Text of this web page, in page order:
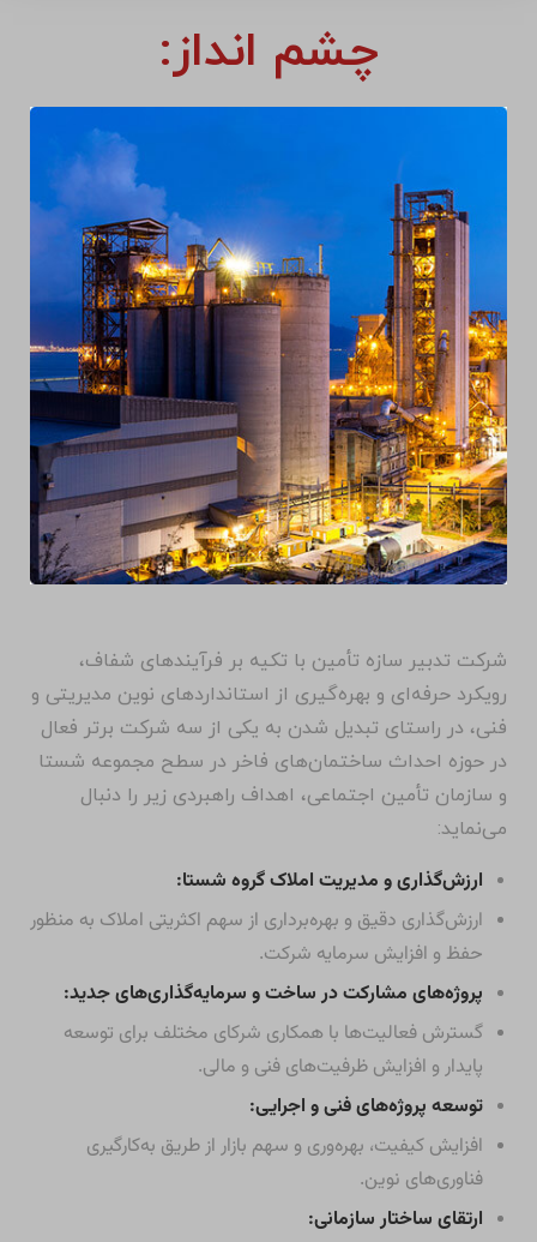
چشم انداز:
شرکت تدبیر سازه تأمین با تکیه بر فرآیندهای شفاف،
رویکرد حرفه‌ای و بهره‌گیری از استانداردهای نوین مدیریتی و
فنی، در راستای تبدیل شدن به یکی از سه شرکت برتر فعال
در حوزه احداث ساختمان‌های فاخر در سطح مجموعه شستا
و سازمان تأمین اجتماعی، اهداف راهبردی زیر را دنبال
می‌نماید:
ارزش‌گذاری و مدیریت املاک گروه شستا:
ارزش‌گذاری دقیق و بهره‌برداری از سهم اکثریتی املاک به منظور
حفظ و افزایش سرمایه شرکت.
پروژه‌های مشارکت در ساخت و سرمایه‌گذاری‌های جدید:
گسترش فعالیت‌ها با همکاری شرکای مختلف برای توسعه
پایدار و افزایش ظرفیت‌های فنی و مالی.
توسعه پروژه‌های فنی و اجرایی:
افزایش کیفیت، بهره‌وری و سهم بازار از طریق به‌کارگیری
فناوری‌های نوین.
ارتقای ساختار سازمانی: